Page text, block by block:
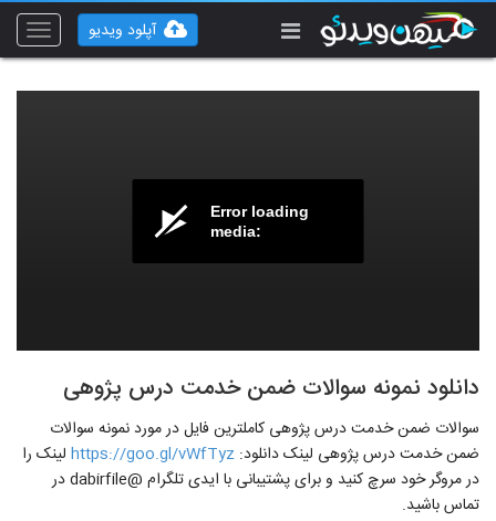
Toggle
آپلود ویدیو
Error loading
media:
دانلود نمونه سوالات ضمن خدمت درس پژوهی
سوالات ضمن خدمت درس پژوهی کاملترین فایل در مورد نمونه سوالات
ضمن خدمت درس پژوهی لینک دانلود: https://goo.gl/vWfTyz لینک را
در مروگر خود سرچ کنید و برای پشتیبانی با ایدی تلگرام @dabirfile در
تماس باشید.